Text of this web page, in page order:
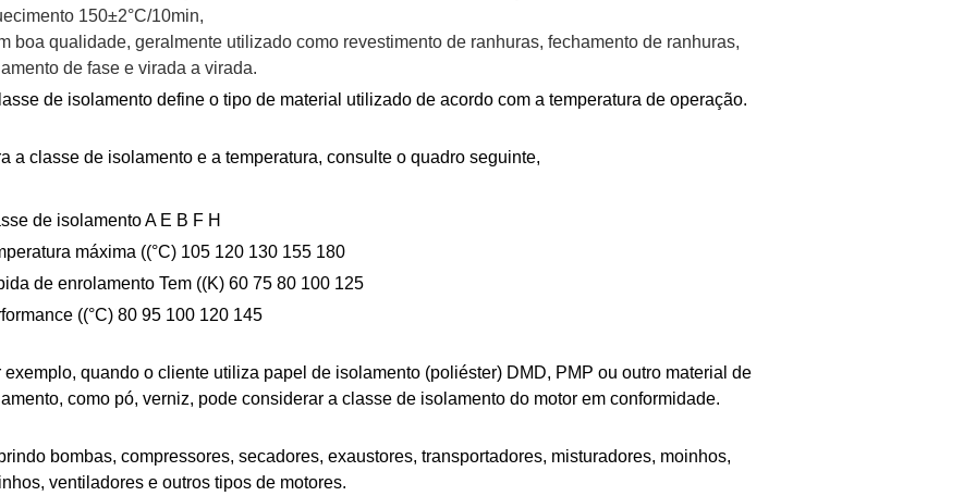
150±2°C/10min,
boa qualidade, geralmente utilizado como revestimento de ranhuras, fechamento de ranhuras,
de fase e virada a virada.
de isolamento define o tipo de material utilizado de acordo com a temperatura de operação.
a classe de isolamento e a temperatura, consulte o quadro seguinte,
de isolamento A E B F H
máxima ((°C) 105 120 130 155 180
de enrolamento Tem ((K) 60 75 80 100 125
((°C) 80 95 100 120 145
exemplo, quando o cliente utiliza papel de isolamento (poliéster) DMD, PMP ou outro material de
como pó, verniz, pode considerar a classe de isolamento do motor em conformidade.
bombas, compressores, secadores, exaustores, transportadores, misturadores, moinhos,
ventiladores e outros tipos de motores.